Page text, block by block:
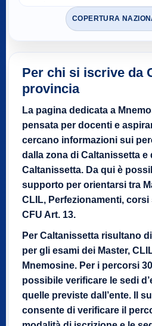
COPERTURA
Per chi si iscrive da
provincia
La pagina dedicata a
pensata per docenti e
cercano informazioni sui
dalla zona di Caltanissetta
Caltanissetta. Da qui è
supporto per orientarsi tra
CLIL, Perfezionamenti,
CFU Art. 13.
Per Caltanissetta risultano
per gli esami dei Master,
Mnemosine. Per i percorsi
possibile verificare le sedi
quelle previste dall’ente. Il
consente di verificare il